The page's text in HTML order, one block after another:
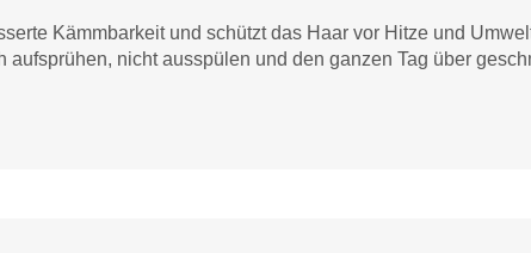
Kämmbarkeit und schützt das Haar vor Hitze und
nicht ausspülen und den ganzen Tag über